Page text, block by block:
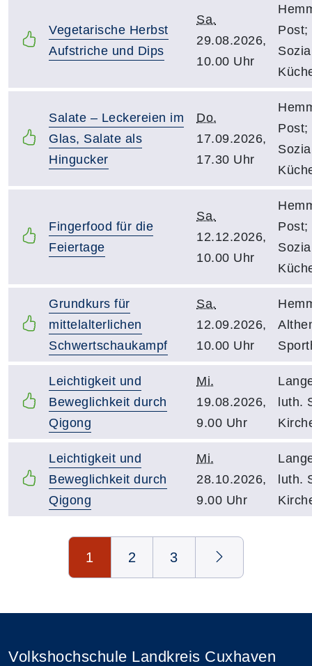
Vegetarische Herbst
Aufstriche und Dips
Sa.
29.08.2026,
10.00 Uhr
Post;
Salate – Leckereien im
Glas, Salate als
Hingucker
Do.
17.09.2026,
17.30 Uhr
Post;
Fingerfood für die
Feiertage
Sa.
12.12.2026,
10.00 Uhr
Post;
Grundkurs für
mittelalterlichen
Schwertschaukampf
Sa.
12.09.2026,
10.00 Uhr
Leichtigkeit und
Beweglichkeit durch
Qigong
Mi.
19.08.2026,
9.00 Uhr
luth.
Leichtigkeit und
Beweglichkeit durch
Qigong
Mi.
28.10.2026,
9.00 Uhr
luth.
Seite 1 von 3
1 2 3
Volkshochschule Landkreis Cuxhaven